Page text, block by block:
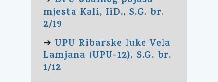
mjesta Kali, IiD., S.G. br.
2/19
➔ UPU Ribarske luke Vela
Lamjana (UPU-12), S.G. br.
1/12